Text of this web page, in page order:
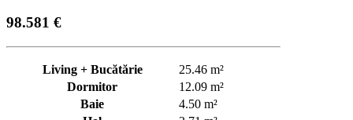
98.581 €
Living + Bucătărie
25.46 m²
Dormitor
12.09 m²
Baie
4.50 m²